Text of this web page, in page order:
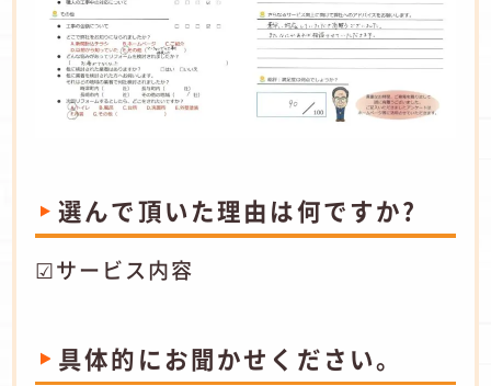
選んで頂いた理由は何ですか?
☑サービス内容
具体的にお聞かせください。